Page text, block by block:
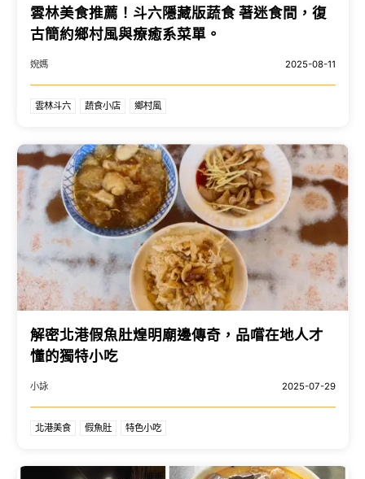
雲林美食推薦！斗六隱藏版蔬食 著迷食間，復
古簡約鄉村風與療癒系菜單。
婗媽 2025-08-11
雲林斗六 蔬食小店 鄉村風
解密北港假魚肚煌明廟邊傳奇，品嚐在地人才
懂的獨特小吃
小詠 2025-07-29
北港美食 假魚肚 特色小吃